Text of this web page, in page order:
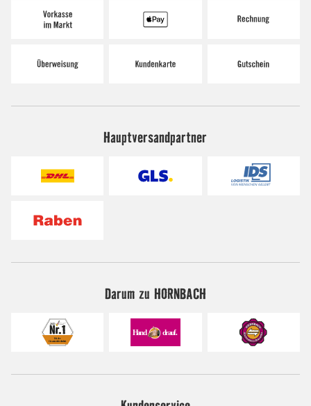
Hauptversandpartner
Darum zu HORNBACH